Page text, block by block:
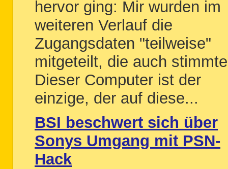
hervor ging: Mir wurden im
weiteren Verlauf die
Zugangsdaten "teilweise"
mitgeteilt, die auch
Dieser Computer ist der
einzige, der auf diese...
BSI beschwert sich über
Sonys Umgang mit PSN-
Hack